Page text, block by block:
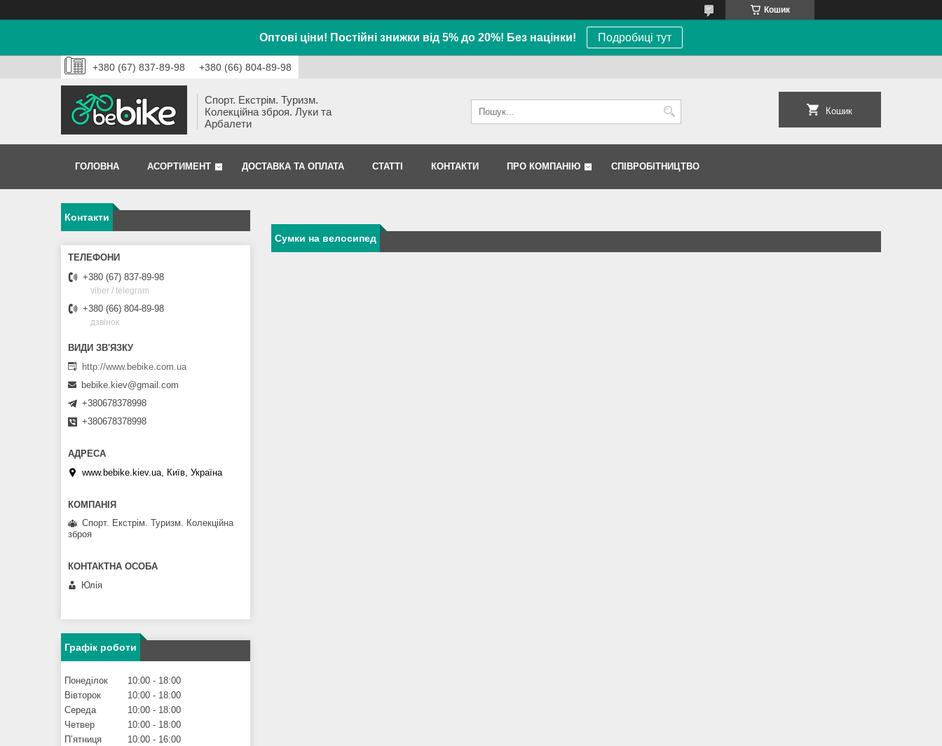
Кошик
Оптові ціни! Постійні знижки від 5% до 20%! Без націнки! Подробиці тут
+380 (67) 837-89-98 +380 (66) 804-89-98
Спорт. Екстрім. Туризм.
Колекційна зброя. Луки та
Арбалети
Кошик
ГОЛОВНА АСОРТИМЕНТ ДОСТАВКА ТА ОПЛАТА СТАТТІ КОНТАКТИ ПРО КОМПАНІЮ СПІВРОБІТНИЦТВО
Сумки на велосипед
Контакти
+380 (67) 837-89-98
viber / telegram
+380 (66) 804-89-98
дзвінок
http://www.bebike.com.ua
bebike.kiev@gmail.com
+380678378998
+380678378998
www.bebike.kiev.ua, Київ, Україна
Спорт. Екстрім. Туризм. Колекційна
зброя
Юлія
Графік роботи
Понеділок 10:00
18:00
Вівторок
10:00
18:00
Середа
10:00
18:00
Четвер
10:00
18:00
Пʼятниця
10:00
16:00